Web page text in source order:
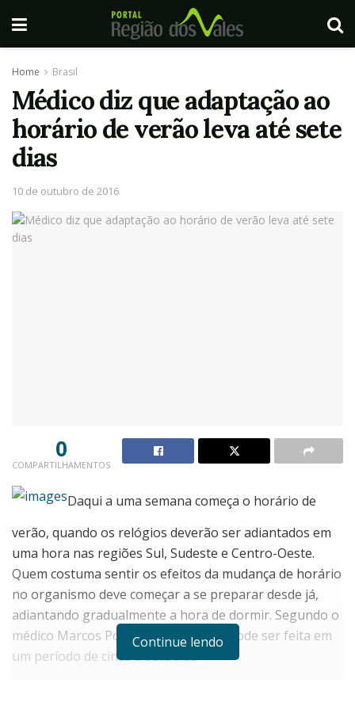
Home Brasil
Médico diz que adaptação ao
horário de verão leva até sete
dias
10 de outubro de 2016
0
COMPARTILHAMENTOS
Daqui a uma semana começa o horário de
verão, quando os relógios deverão ser adiantados em
uma hora nas regiões Sul, Sudeste e Centro-Oeste.
Quem costuma sentir os efeitos da mudança de horário
no organismo deve começar a se preparar desde já,
adiantando gradualmente a hora de dormir. Segundo o
médico Marcos Pontes, a adaptação pode ser feita em
um período de cinco a sete dias.
Continue lendo